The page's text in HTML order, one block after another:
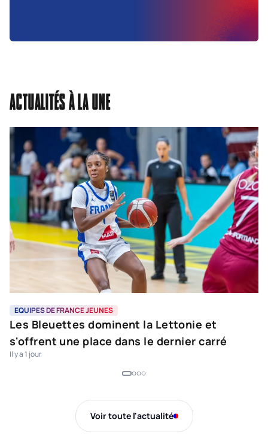
ACTUALITÉS À LA UNE
EQUIPES DE FRANCE JEUNES
Les Bleuettes dominent la Lettonie et
s'offrent une place dans le dernier carré
Il y a 1 jour
Voir toute l'actualité